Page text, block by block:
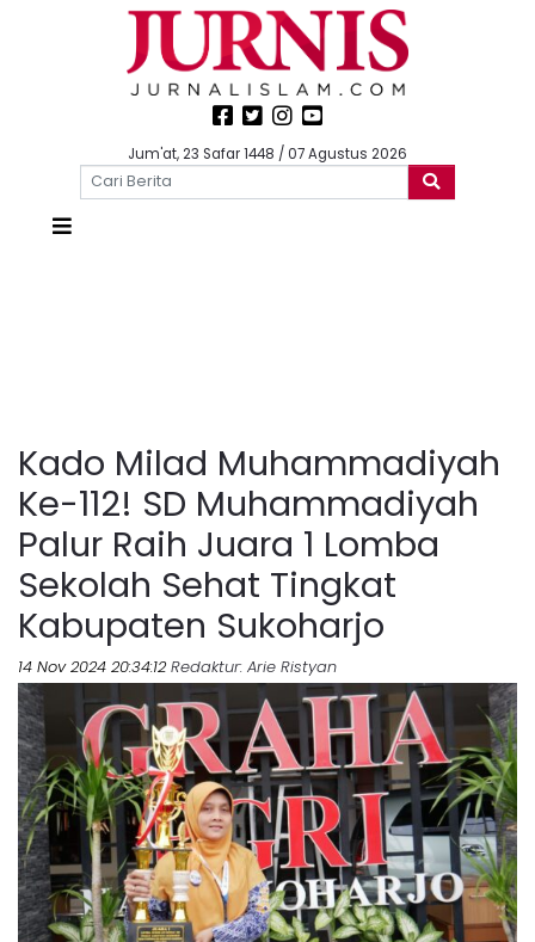
Jum'at, 23 Safar 1448 / 07 Agustus 2026
Kado Milad Muhammadiyah
Ke-112! SD Muhammadiyah
Palur Raih Juara 1 Lomba
Sekolah Sehat Tingkat
Kabupaten Sukoharjo
14 Nov 2024 20:34:12 Redaktur: Arie Ristyan